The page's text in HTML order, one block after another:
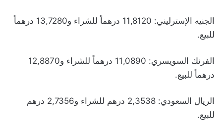
الجنيه الإسترليني: 11,8120 درهماً للشراء و13,7280 درهماً
للبيع.
الفرنك السويسري: 11,0890 درهماً للشراء و12,8870
درهماً للبيع.
الريال السعودي: 2,3538 درهم للشراء و2,7356 درهم
للبيع.